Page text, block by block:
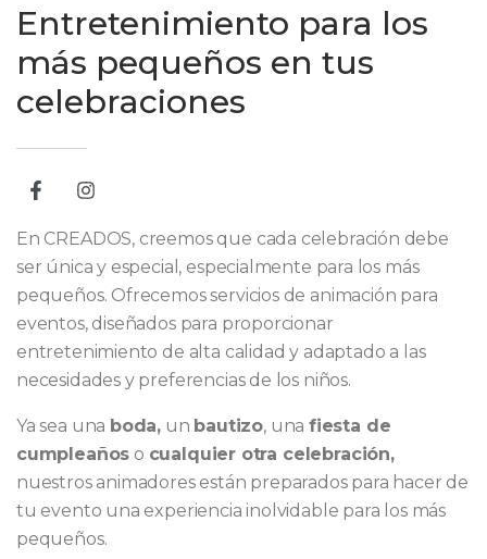
Entretenimiento para los
más pequeños en tus
celebraciones
En CREADOS, creemos que cada celebración debe
ser única y especial, especialmente para los más
pequeños. Ofrecemos servicios de animación para
eventos, diseñados para proporcionar
entretenimiento de alta calidad y adaptado a las
necesidades y preferencias de los niños.
Ya sea una boda, un bautizo, unafiesta de
cumpleaños o cualquier otra celebración,
nuestros animadores están preparados para hacer de
tu evento una experiencia inolvidable para los más
pequeños.